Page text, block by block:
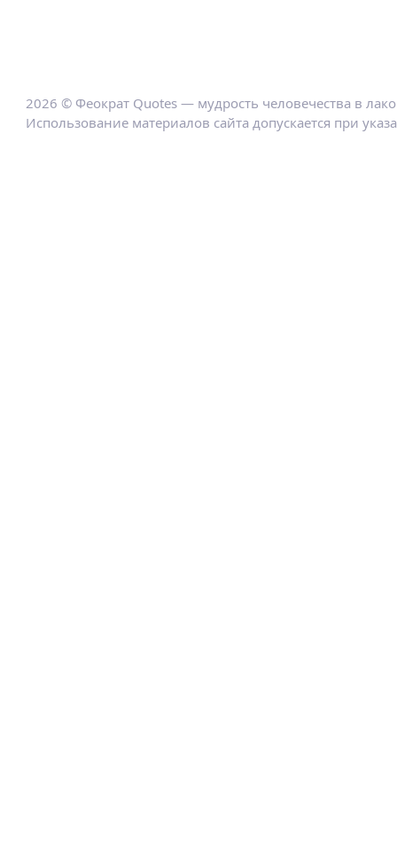
2026 © Феократ Quotes — мудрость человечества в
Использование материалов сайта допускается при